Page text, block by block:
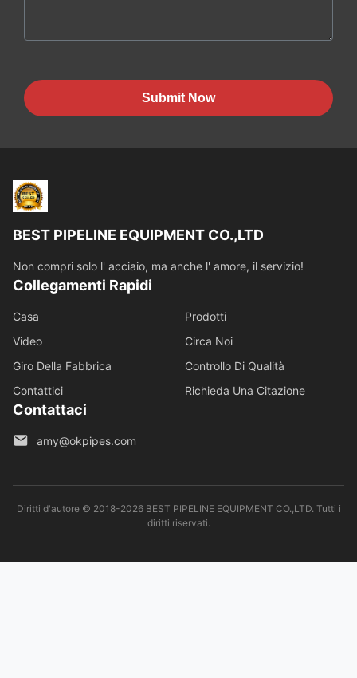
Submit Now
BEST PIPELINE EQUIPMENT CO.,LTD
Non compri solo l' acciaio, ma anche l' amore, il servizio!
Collegamenti Rapidi
Casa
Prodotti
Video
Circa Noi
Giro Della Fabbrica
Controllo Di Qualità
Contattici
Richieda Una Citazione
Contattaci
amy@okpipes.com
Diritti d'autore © 2018-2026 BEST PIPELINE EQUIPMENT CO.,LTD. Tutti i
diritti riservati.